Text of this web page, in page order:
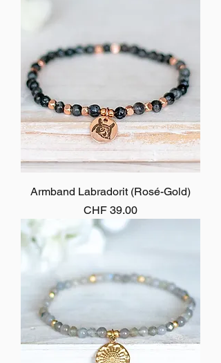
Armband Labradorit (Rosé-Gold)
Preis
CHF 39.00